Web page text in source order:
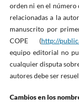
orden ni en el número
relacionadas a la
manuscrito por
COPE (http://
equipo editorial no
cualquier disputa
autores debe ser
Cambios en los